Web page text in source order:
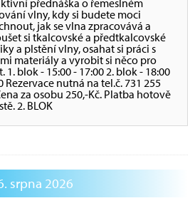
přednáška o řemeslném
vlny, kdy si budete moci
jak se vlna zpracovává a
si tkalcovské a předtkalcovské
a plstění vlny, osahat si práci s
materiály a vyrobit si něco pro
1. blok - 15:00 - 17:00 2. blok - 18:00
Rezervace nutná na tel.č. 731 255
za osobu 250,-Kč. Platba hotově
2. BLOK
srpna 2026